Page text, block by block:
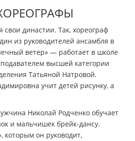
династии. Так, хореограф
из руководителей ансамбля в
ветер» — работает в школе
высшей категории
Татьяной Натровой.
учит детей рисунку, а
Николай Родченко обучает
и мальчишек брейк-дансу.
которым он руководит,